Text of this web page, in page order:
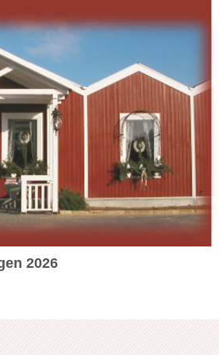
2026